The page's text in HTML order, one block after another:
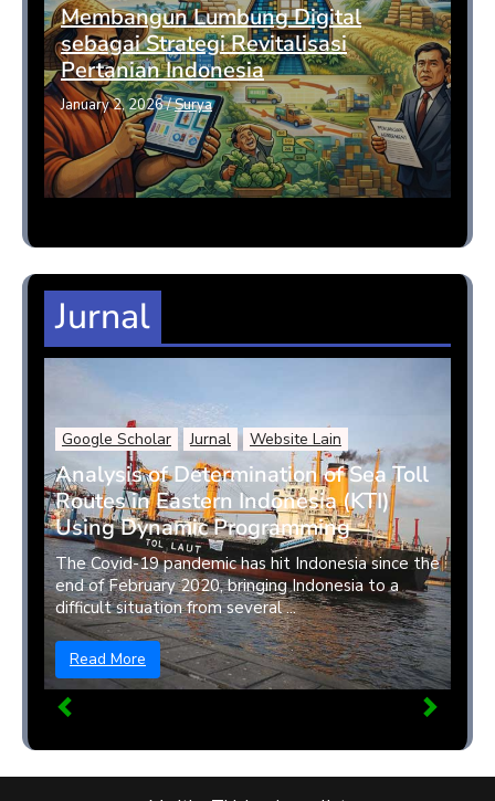
Membangun Lumbung Digital
sebagai Strategi Revitalisasi
Pertanian Indonesia
January 2, 2026/Surya
Jurnal
Google Scholar Jurnal Website Lain
Analysis of Determination of Sea Toll
Routes in Eastern Indonesia (KTI)
Using Dynamic Programming
The Covid-19 pandemic has hit Indonesia since the
end of February 2020, bringing Indonesia to a
difficult situation from several ...
Read More